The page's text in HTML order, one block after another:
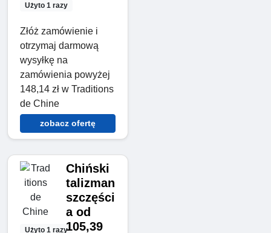
Użyto 1 razy
Złóż zamówienie i
otrzymaj darmową
wysyłkę na
zamówienia powyżej
148,14 zł w Traditions
de Chine
zobacz ofertę
Użyto 1 razy
Chiński
talizman
szczęści
a od
105,39